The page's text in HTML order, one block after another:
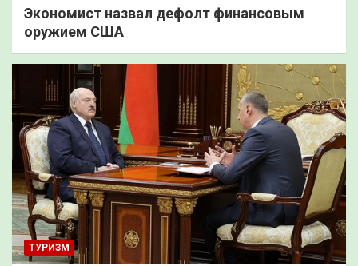
Экономист назвал дефолт финансовым
оружием США
ТУРИЗМ